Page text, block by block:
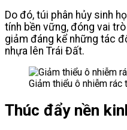
Do đó, túi phân hủy sinh
tính bền vững, đóng vai
giảm đáng kể những tác
nhựa lên Trái Đất.
Giảm thiểu ô nhiễm rác
Thúc đẩy nền